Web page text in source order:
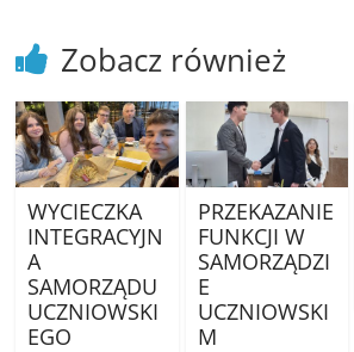
Zobacz również
WYCIECZKA
INTEGRACYJN
A
SAMORZĄDU
UCZNIOWSKI
EGO
PRZEKAZANIE
FUNKCJI W
SAMORZĄDZI
E
UCZNIOWSKI
M